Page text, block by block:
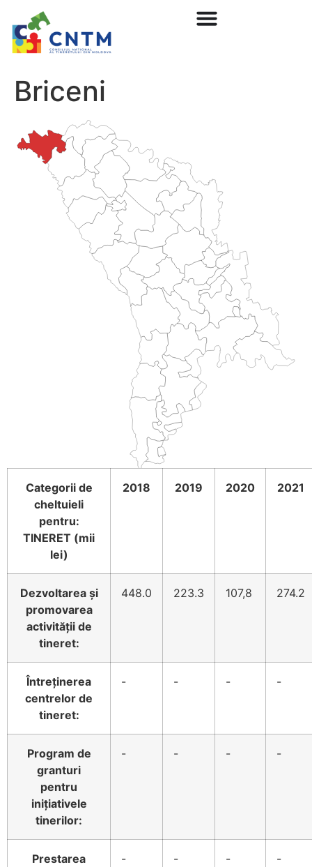
Briceni
Categorii de
cheltuieli
pentru:
TINERET (mii
lei)
2018 2019 2020 2021
Dezvoltarea și
promovarea
activității de
tineret:
448.0 223.3 107,8 274.2
Întreținerea
centrelor de
tineret:
- - - -
Program de
granturi
pentru
inițiativele
tinerilor:
- - - -
Prestarea
- - - -